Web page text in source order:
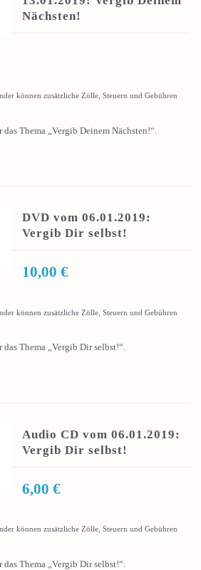
Nächsten!
können zusätzliche Zölle, Steuern und Gebühren
Thema „Vergib Deinem Nächsten!“.
DVD vom 06.01.2019:
Vergib Dir selbst!
10,00€
können zusätzliche Zölle, Steuern und Gebühren
Thema „Vergib Dir selbst!“.
Audio CD vom 06.01.2019:
Vergib Dir selbst!
6,00€
können zusätzliche Zölle, Steuern und Gebühren
Thema „Vergib Dir selbst!“.